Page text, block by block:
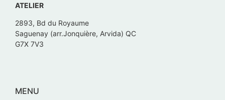
ATELIER
2893, Bd du Royaume
Saguenay (arr.Jonquière, Arvida) QC
G7X 7V3
MENU